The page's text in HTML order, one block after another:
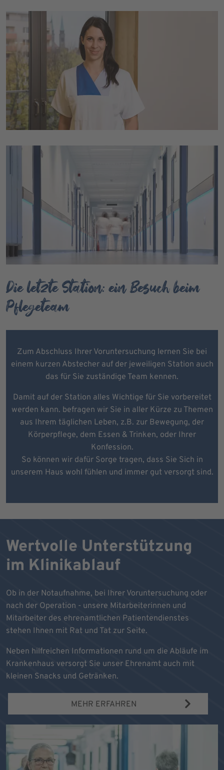
Die letzte Station: ein Besuch beim
Pflegeteam
Zum Abschluss Ihrer Voruntersuchung lernen Sie bei
einem kurzen Abstecher auf der jeweiligen Station auch
das für Sie zuständige Team kennen.
Damit auf der Station alles Wichtige für Sie vorbereitet
werden kann. befragen wir Sie in aller Kürze zu Themen
aus Ihrem täglichen Leben, z.B. zur Bewegung, der
Körperpflege, dem Essen & Trinken, oder Ihrer
Konfession.
So können wir dafür Sorge tragen, dass Sie Sich in
unserem Haus wohl fühlen und immer gut versorgt sind.
Wertvolle Unterstützung
im Klinikablauf
Ob in der Notaufnahme, bei Ihrer Voruntersuchung oder
nach der Operation - unsere Mitarbeiterinnen und
Mitarbeiter des ehrenamtlichen Patientendienstes
stehen Ihnen mit Rat und Tat zur Seite.
Neben hilfreichen Informationen rund um die Abläufe im
Krankenhaus versorgt Sie unser Ehrenamt auch mit
kleinen Snacks und Getränken.
MEHR ERFAHREN